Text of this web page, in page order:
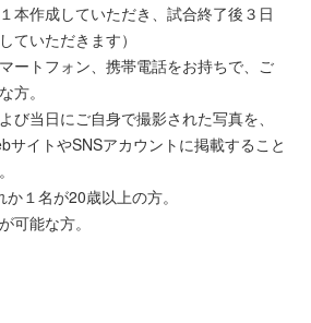
本作成していただき、試合終了後３日
ていただきます）
ートフォン、携帯電話をお持ちで、ご
方。
び当日にご自身で撮影された写真を、
サイトやSNSアカウントに掲載すること
１名が20歳以上の方。
可能な方。